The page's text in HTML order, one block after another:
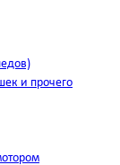
и прочего